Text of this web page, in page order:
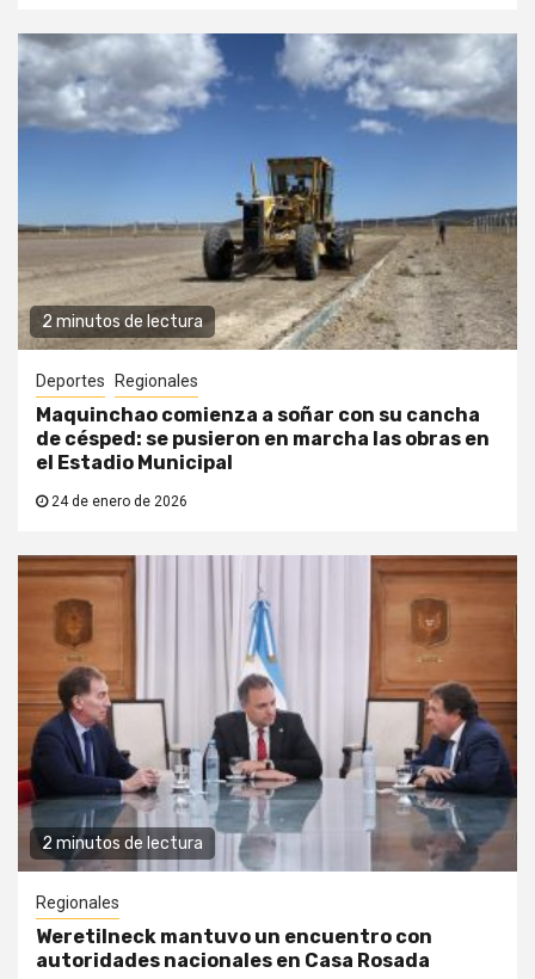
2 minutos de lectura
Deportes Regionales
Maquinchao comienza a soñar con su cancha
de césped: se pusieron en marcha las obras en
el Estadio Municipal
24 de enero de 2026
2 minutos de lectura
Regionales
Weretilneck mantuvo un encuentro con
autoridades nacionales en Casa Rosada